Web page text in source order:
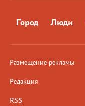
Город Люди
Размещение рекламы
Редакция
RSS